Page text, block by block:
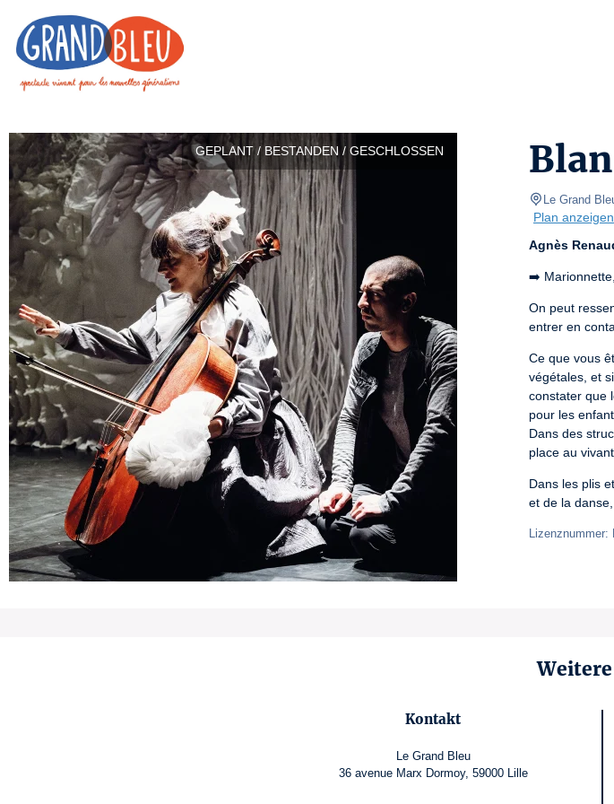
GEPLANT / BESTANDEN / GESCHLOSSEN
Le Grand
Plan anzeigen
Agnès
➡️
On peut
entrer en
Ce que vous
végétales, et
constater que
pour les
Dans des
place au
Dans les plis
et de la
Lizenznummer:
Kontakt
Le Grand Bleu
36 avenue Marx Dormoy, 59000 Lille